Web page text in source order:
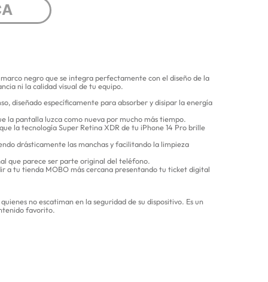
negro que se integra perfectamente con el diseño de la
ni la calidad visual de tu equipo.
diseñado específicamente para absorber y disipar la energía
la pantalla luzca como nueva por mucho más tiempo.
la tecnología Super Retina XDR de tu iPhone 14 Pro brille
drásticamente las manchas y facilitando la limpieza
que parece ser parte original del teléfono.
a tu tienda MOBO más cercana presentando tu ticket digital
no escatiman en la seguridad de su dispositivo. Es un
favorito.